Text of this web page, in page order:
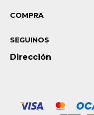
COMPRA
Dirección
SEGUINOS